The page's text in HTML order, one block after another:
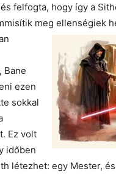
felfogta, hogy így a
meg ellenségiek
Bane
ezen
sokkal
Ez volt
időben
létezhet: egy Mester,